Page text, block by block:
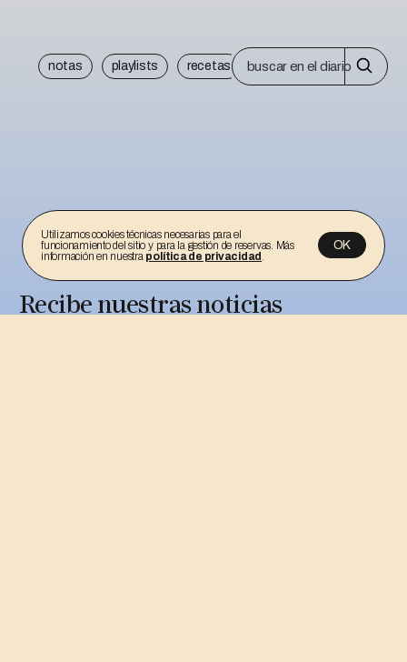
notas playlists recetas
Recibe nuestras noticias
Utilizamos cookies técnicas necesarias para el
funcionamiento del sitio y para la gestión de reservas. Más
información en nuestra política de privacidad.
OK